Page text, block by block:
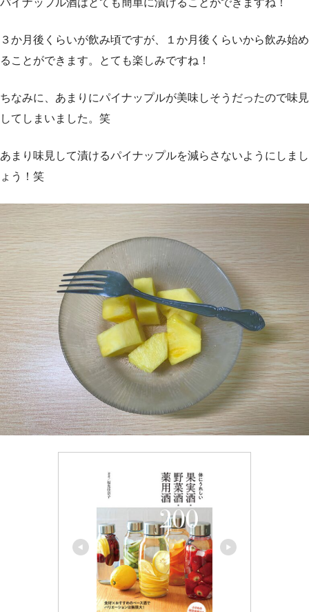
パイナップル酒はとても簡単に漬けることができますね！
３か月後くらいが飲み頃ですが、１か月後くらいから飲み始め
ることができます。とても楽しみですね！
ちなみに、あまりにパイナップルが美味しそうだったので味見
してしまいました。笑
あまり味見して漬けるパイナップルを減らさないようにしまし
ょう！笑